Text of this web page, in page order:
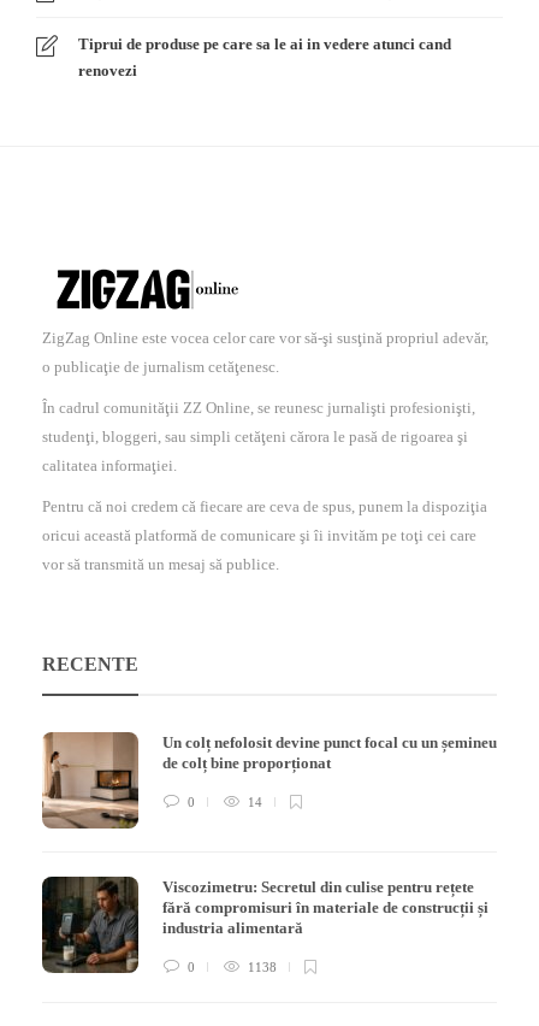
Tiprui de produse pe care sa le ai in vedere atunci cand
renovezi
ZigZag Online este vocea celor care vor să-şi susţină propriul adevăr,
o publicaţie de jurnalism cetăţenesc.
În cadrul comunităţii ZZ Online, se reunesc jurnalişti profesionişti,
studenţi, bloggeri, sau simpli cetăţeni cărora le pasă de rigoarea şi
calitatea informaţiei.
Pentru că noi credem că fiecare are ceva de spus, punem la dispoziţia
oricui această platformă de comunicare şi îi invităm pe toţi cei care
vor să transmită un mesaj să publice.
RECENTE
Un colț nefolosit devine punct focal cu un șemineu
de colț bine proporționat
0 14
Viscozimetru: Secretul din culise pentru rețete
fără compromisuri în materiale de construcții și
industria alimentară
0 1138